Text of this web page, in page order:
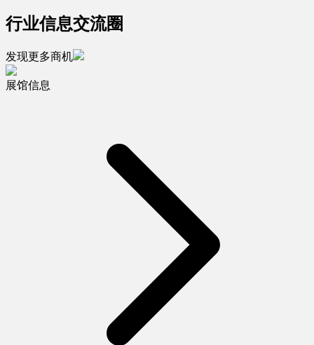
行业信息交流圈
发现更多商机
展馆信息